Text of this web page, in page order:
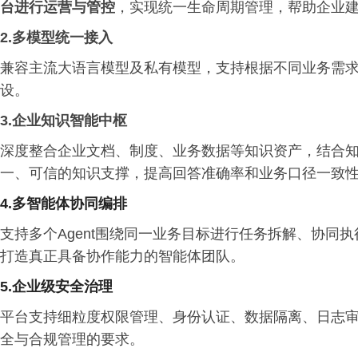
台进行运营与管控 ，实现统一生命周期管理，帮助企业
2.多模型统一接入
兼容主流大语言模型及私有模型，支持根据不同业务需
设。
3.企业知识智能中枢
深度整合企业文档、制度、业务数据等知识资产，结合
一、可信的知识支撑，提高回答准确率和业务口径一致
4.多智能体协同编排
支持多个Agent围绕同一业务目标进行任务拆解、协同
打造真正具备协作能力的智能体团队。
5.企业级安全治理
平台支持细粒度权限管理、身份认证、数据隔离、日志
全与合规管理的要求。